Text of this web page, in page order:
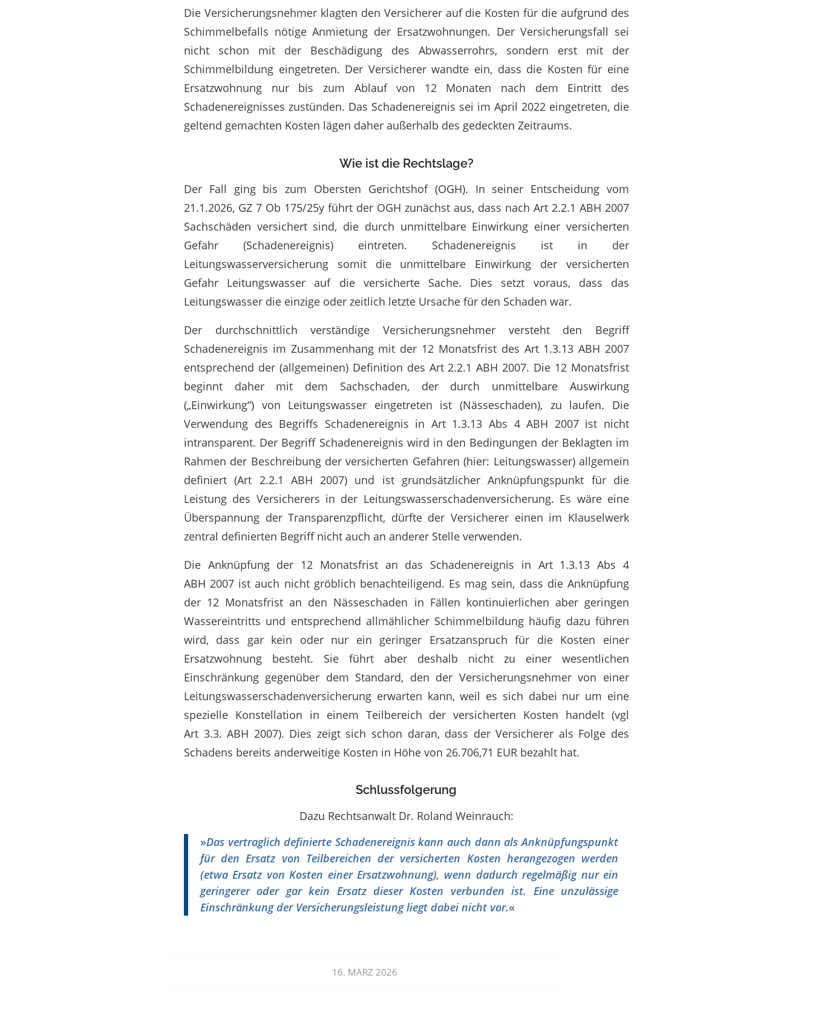
Die Versicherungsnehmer klagten den Versicherer auf die Kosten für die aufgrund des
Schimmelbefalls nötige Anmietung der Ersatzwohnungen. Der Versicherungsfall sei
nicht schon mit der Beschädigung des Abwasserrohrs, sondern erst mit der
Schimmelbildung eingetreten. Der Versicherer wandte ein, dass die Kosten für eine
Ersatzwohnung nur bis zum Ablauf von 12 Monaten nach dem Eintritt des
Schadenereignisses zustünden. Das Schadenereignis sei im April 2022 eingetreten, die
geltend gemachten Kosten lägen daher außerhalb des gedeckten Zeitraums.
Wie ist die Rechtslage?
Der Fall ging bis zum Obersten Gerichtshof (OGH). In seiner Entscheidung vom
21.1.2026, GZ 7 Ob 175/25y führt der OGH zunächst aus, dass nach Art 2.2.1 ABH 2007
Sachschäden versichert sind, die durch unmittelbare Einwirkung einer versicherten
Gefahr (Schadenereignis) eintreten. Schadenereignis ist in der
Leitungswasserversicherung somit die unmittelbare Einwirkung der versicherten
Gefahr Leitungswasser auf die versicherte Sache. Dies setzt voraus, dass das
Leitungswasser die einzige oder zeitlich letzte Ursache für den Schaden war.
Der durchschnittlich verständige Versicherungsnehmer versteht den Begriff
Schadenereignis im Zusammenhang mit der 12 Monatsfrist des Art 1.3.13 ABH 2007
entsprechend der (allgemeinen) Definition des Art 2.2.1 ABH 2007. Die 12 Monatsfrist
beginnt daher mit dem Sachschaden, der durch unmittelbare Auswirkung
(„Einwirkung“) von Leitungswasser eingetreten ist (Nässeschaden), zu laufen. Die
Verwendung des Begriffs Schadenereignis in Art 1.3.13 Abs 4 ABH 2007 ist nicht
intransparent. Der Begriff Schadenereignis wird in den Bedingungen der Beklagten im
Rahmen der Beschreibung der versicherten Gefahren (hier: Leitungswasser) allgemein
definiert (Art 2.2.1 ABH 2007) und ist grundsätzlicher Anknüpfungspunkt für die
Leistung des Versicherers in der Leitungswasserschadenversicherung. Es wäre eine
Überspannung der Transparenzpflicht, dürfte der Versicherer einen im Klauselwerk
zentral definierten Begriff nicht auch an anderer Stelle verwenden.
Die Anknüpfung der 12 Monatsfrist an das Schadenereignis in Art 1.3.13 Abs 4
ABH 2007 ist auch nicht gröblich benachteiligend. Es mag sein, dass die Anknüpfung
der 12 Monatsfrist an den Nässeschaden in Fällen kontinuierlichen aber geringen
Wassereintritts und entsprechend allmählicher Schimmelbildung häufig dazu führen
wird, dass gar kein oder nur ein geringer Ersatzanspruch für die Kosten einer
Ersatzwohnung besteht. Sie führt aber deshalb nicht zu einer wesentlichen
Einschränkung gegenüber dem Standard, den der Versicherungsnehmer von einer
Leitungswasserschadenversicherung erwarten kann, weil es sich dabei nur um eine
spezielle Konstellation in einem Teilbereich der versicherten Kosten handelt (vgl
Art 3.3. ABH 2007). Dies zeigt sich schon daran, dass der Versicherer als Folge des
Schadens bereits anderweitige Kosten in Höhe von 26.706,71 EUR bezahlt hat.
Schlussfolgerung
Dazu Rechtsanwalt Dr. Roland Weinrauch:
»Das vertraglich definierte Schadenereignis kann auch dann als Anknüpfungspunkt
für den Ersatz von Teilbereichen der versicherten Kosten herangezogen werden
(etwa Ersatz von Kosten einer Ersatzwohnung), wenn dadurch regelmäßig nur ein
geringerer oder gar kein Ersatz dieser Kosten verbunden ist. Eine unzulässige
Einschränkung der Versicherungsleistung liegt dabei nicht vor.«
16. MÄRZ 2026